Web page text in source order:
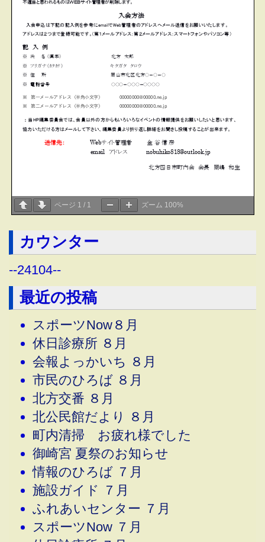
ページ 1 / 1 ズーム 100%
カウンター
--24104--
最近の投稿
スポーツNow８月
休日診療所 ８月
会報よっかいち ８月
市民のひろば ８月
北方交番 ８月
北公民館だより ８月
町内清掃 お疲れ様でした
御崎宮 夏祭のお知らせ
情報のひろば ７月
施設ガイド ７月
ふれあいセンター ７月
スポーツNow ７月